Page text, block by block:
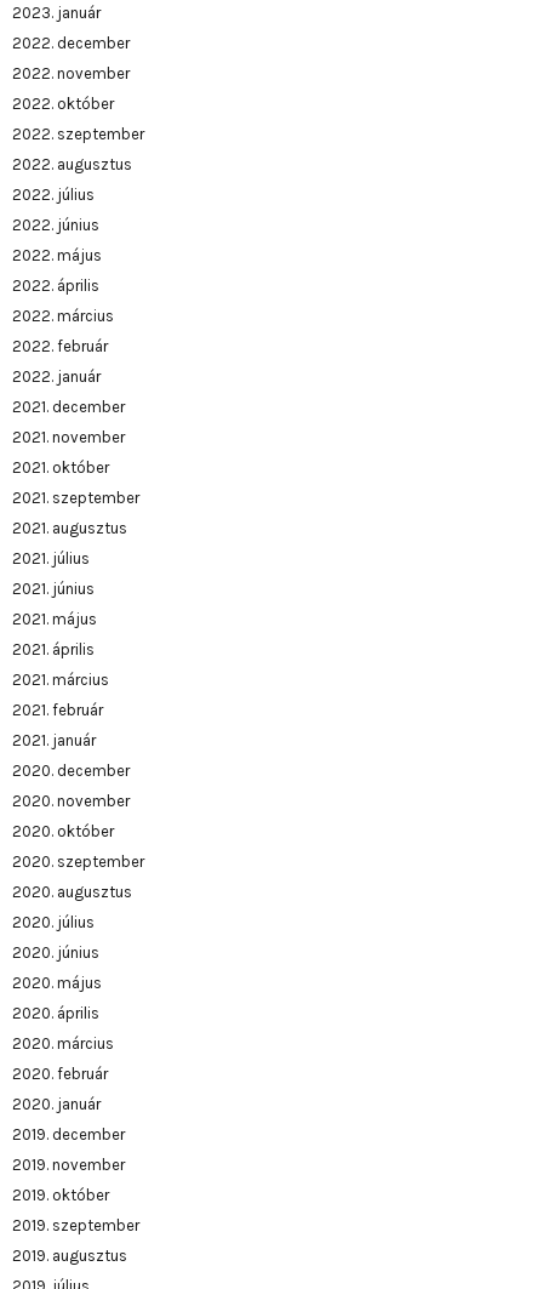
2023. január
2022. december
2022. november
2022. október
2022. szeptember
2022. augusztus
2022. július
2022. június
2022. május
2022. április
2022. március
2022. február
2022. január
2021. december
2021. november
2021. október
2021. szeptember
2021. augusztus
2021. július
2021. június
2021. május
2021. április
2021. március
2021. február
2021. január
2020. december
2020. november
2020. október
2020. szeptember
2020. augusztus
2020. július
2020. június
2020. május
2020. április
2020. március
2020. február
2020. január
2019. december
2019. november
2019. október
2019. szeptember
2019. augusztus